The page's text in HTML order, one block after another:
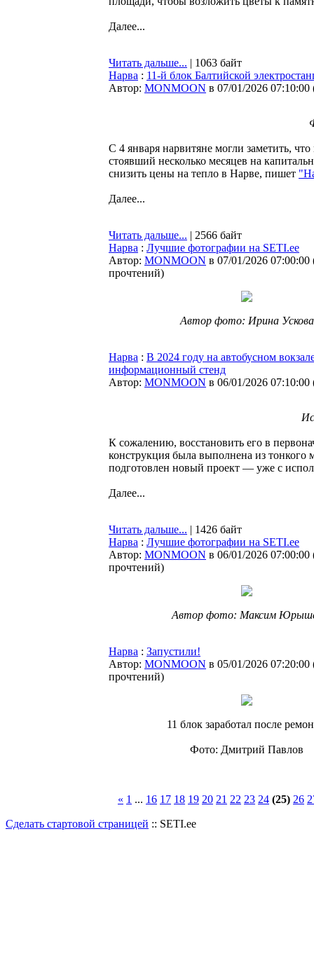
Далее...
Читать дальше... | 1063 байт
Нарва : 11-й блок Балтийской
Автор: MONMOON в 07/01/2026 07:10:00
С 4 января нарвитяне могли заметить,
стоявший несколько месяцев на
снизить цены на тепло в Нарве, пишет
Далее...
Читать дальше... | 2566 байт
Нарва : Лучшие фотографии на SETI.ee
Автор: MONMOON в 07/01/2026 07:00:00
прочтений)
Автор фото: Ирина Ускова
Нарва : В 2024 году на автобусном
информационный стенд
Автор: MONMOON в 06/01/2026 07:10:00
К сожалению, восстановить его в
конструкция была выполнена из
подготовлен новый проект — уже с
Далее...
Читать дальше... | 1426 байт
Нарва : Лучшие фотографии на SETI.ee
Автор: MONMOON в 06/01/2026 07:00:00
прочтений)
Автор фото: Максим
Нарва : Запустили!
Автор: MONMOON в 05/01/2026 07:20:00
прочтений)
11 блок заработал после
Фото: Дмитрий Павлов
« 1 ... 16 17 18 19 20 21 22 23 24 (25) 26
Сделать стартовой страницей :: SETI.ee